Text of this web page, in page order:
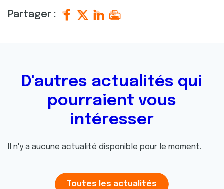
Partager :
D'autres actualités qui
pourraient vous
intéresser
Il n'y a aucune actualité disponible pour le moment.
Toutes les actualités